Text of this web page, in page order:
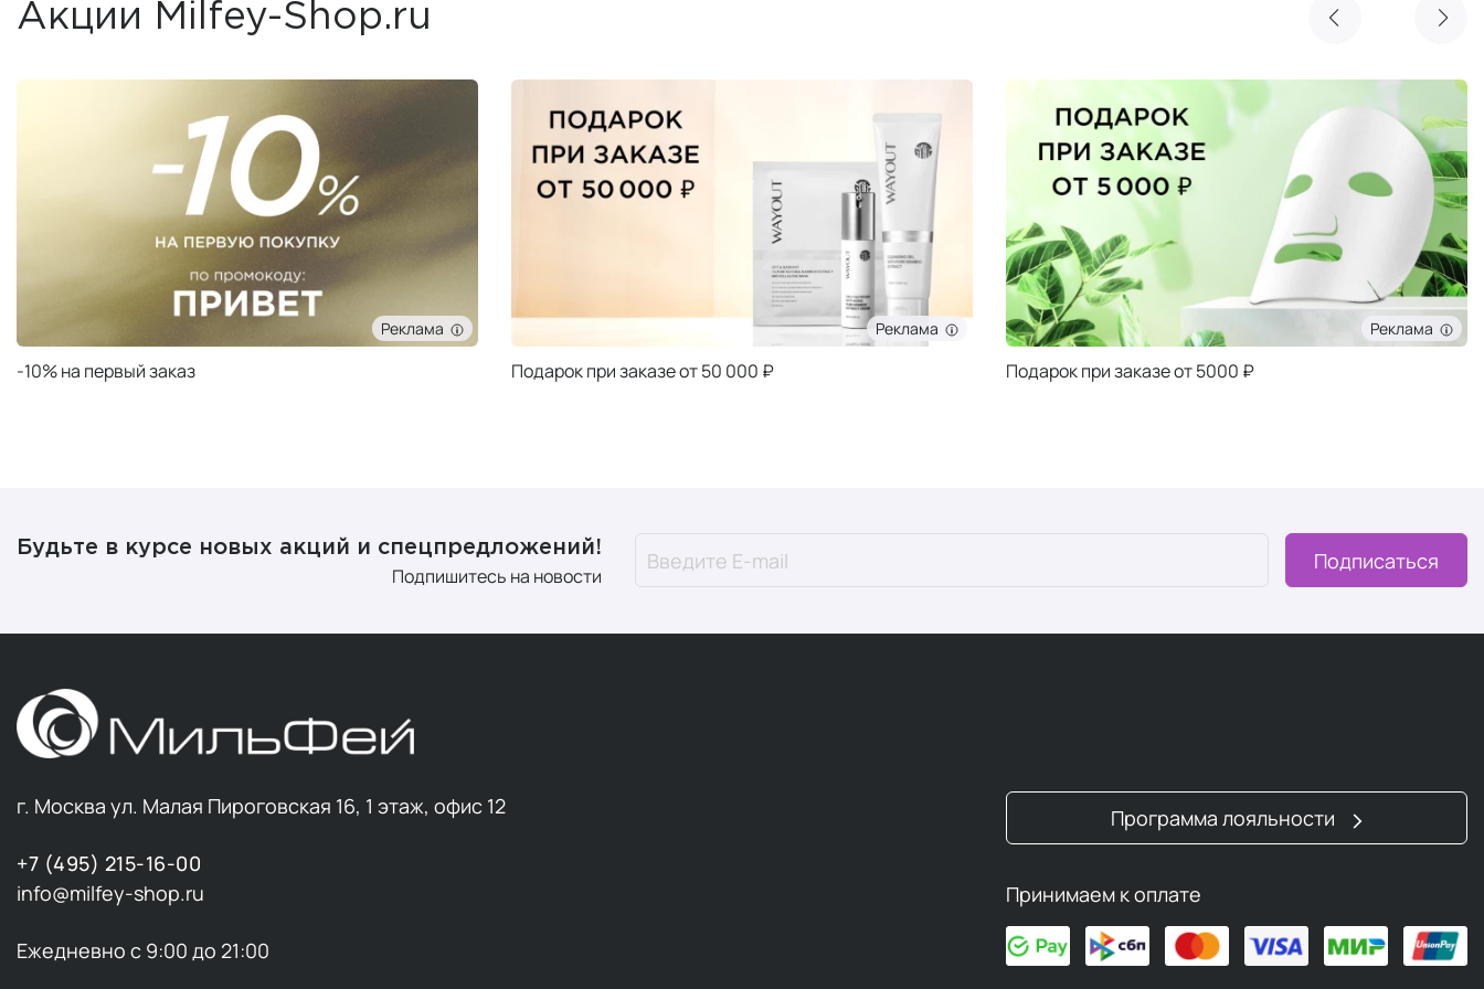
Акции Milfey-Shop.ru
Реклама
Подарок при заказе от 50 000 ₽
Реклама
Подарок при заказе от 5000 ₽
Очищающая маска NIMUE в подарок
Будьте в курсе новых акций и спецпредложений!
Подпишитесь на новости
Подписаться
г. Москва ул. Малая Пироговская 16, 1 этаж, офис 12
+7 (495) 215-16-00
info@milfey-shop.ru
Ежедневно с 9:00 до 21:00
Программа лояльности
Принимаем к оплате